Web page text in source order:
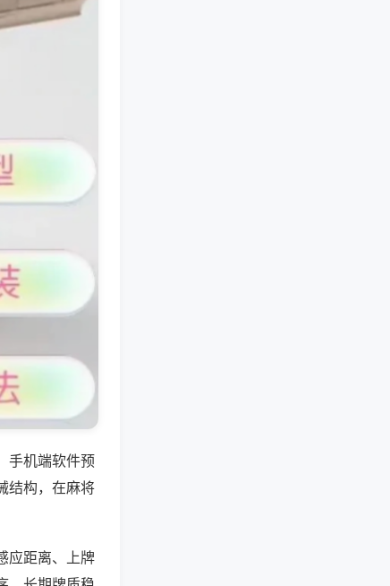
手机端软件预
结构，在麻将
应距离、上牌